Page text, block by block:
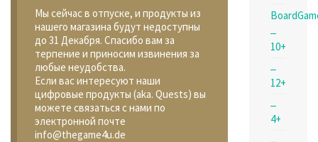
Мы сейчас в отпуске, и продукты из
нашего магазина будут недоступны
до 31 Декабря. Спасибо вам за
терпение и приносим извинения за
любые неудобства.
Если вас интересуют наши
цифровые продукты (aka. Quests) вы
можете связаться с нами по
электронной почте
info@thegame4u.de
10+
12+
4+